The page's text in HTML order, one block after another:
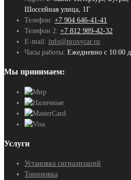
Шоссейная улица, 1Г
Телефон: +7 904 646-41-41
Телефон 2: +7 812 989-42-32
E-mail: info@proxycar.ru
Часы работы: Ежедневно с 10:00
Мы принимаем:
Услуги
Установка сигнализаций
Тонировка